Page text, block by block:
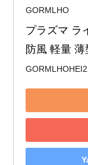
GORMLHO
プラズマ ラ
防風 軽量